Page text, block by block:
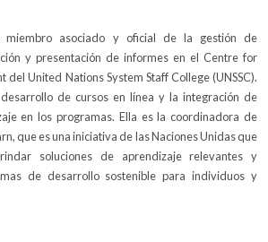
asociado y oficial de la gestión de
y presentación de informes en el Centre for
del United Nations System Staff College (UNSSC).
de cursos en línea y la integración de
en los programas. Ella es la coordinadora de
que es una iniciativa de las Naciones Unidas que
soluciones de aprendizaje relevantes y
de desarrollo sostenible para individuos y